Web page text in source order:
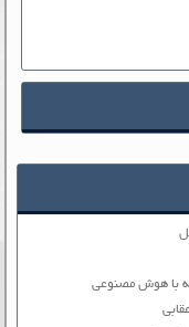
با هوش مصنوعی